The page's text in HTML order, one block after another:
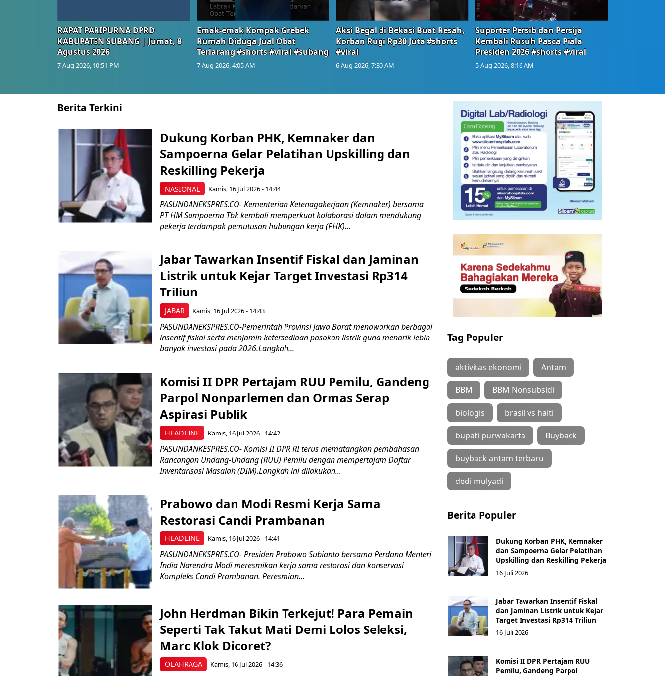
RAPAT PARIPURNA DPRD
KABUPATEN SUBANG | Jumat, 8
Agustus 2026
7 Aug 2026, 10:51 PM
Emak-emak Kompak Grebek
Rumah Diduga Jual Obat
Terlarang #shorts #viral #subang
7 Aug 2026, 4:05 AM
Aksi Begal di Bekasi Buat Resah,
Korban Rugi Rp30 Juta #shorts
#viral
6 Aug 2026, 7:30 AM
Suporter Persib dan Persija
Kembali Rusuh Pasca Piala
Presiden 2026 #shorts #viral
5 Aug 2026, 8:16 AM
Berita Terkini
NASIONAL
Dukung Korban PHK, Kemnaker dan
Sampoerna Gelar Pelatihan Upskilling dan
Reskilling Pekerja
Kamis, 16 Jul 2026 - 14:44
PASUNDANEKSPRES.CO- Kementerian Ketenagakerjaan (Kemnaker) bersama
PT HM Sampoerna Tbk kembali memperkuat kolaborasi dalam mendukung
pekerja terdampak pemutusan hubungan kerja (PHK)...
JABAR
Jabar Tawarkan Insentif Fiskal dan Jaminan
Listrik untuk Kejar Target Investasi Rp314
Triliun
Kamis, 16 Jul 2026 - 14:43
PASUNDANEKSPRES.CO-Pemerintah Provinsi Jawa Barat menawarkan berbagai
insentif fiskal serta menjamin ketersediaan pasokan listrik guna menarik lebih
banyak investasi pada 2026.Langkah...
HEADLINE
Komisi II DPR Pertajam RUU Pemilu, Gandeng
Parpol Nonparlemen dan Ormas Serap
Aspirasi Publik
Kamis, 16 Jul 2026 - 14:42
PASUNDANKESPRES.CO- Komisi II DPR RI terus mematangkan pembahasan
Rancangan Undang-Undang (RUU) Pemilu dengan mempertajam Daftar
Inventarisasi Masalah (DIM).Langkah ini dilakukan...
HEADLINE
Prabowo dan Modi Resmi Kerja Sama
Restorasi Candi Prambanan
Kamis, 16 Jul 2026 - 14:41
PASUNDANEKSPRES.CO- Presiden Prabowo Subianto bersama Perdana Menteri
India Narendra Modi meresmikan kerja sama restorasi dan konservasi
Kompleks Candi Prambanan. Peresmian...
OLAHRAGA
John Herdman Bikin Terkejut! Para Pemain
Seperti Tak Takut Mati Demi Lolos Seleksi,
Marc Klok Dicoret?
Kamis, 16 Jul 2026 - 14:36
Tag Populer
aktivitas ekonomi Antam
BBM BBM Nonsubsidi
biologis brasil vs haiti
bupati purwakarta Buyback
buyback antam terbaru
dedi mulyadi
Berita Populer
Dukung Korban PHK, Kemnaker
dan Sampoerna Gelar Pelatihan
Upskilling dan Reskilling Pekerja
16 Juli 2026
Jabar Tawarkan Insentif Fiskal
dan Jaminan Listrik untuk Kejar
Target Investasi Rp314 Triliun
16 Juli 2026
Komisi II DPR Pertajam RUU
Pemilu, Gandeng Parpol